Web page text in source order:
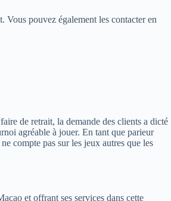
Vous pouvez également les contacter en
de retrait, la demande des clients a dicté
agréable à jouer. En tant que parieur
compte pas sur les jeux autres que les
et offrant ses services dans cette